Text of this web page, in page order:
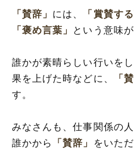
「賛辞」 には、 「賞賛す
「褒め言葉」 という意味
誰かが素晴らしい行いを
果を上げた時などに、
「
す。
みなさんも、仕事関係の人
誰かから
「賛辞」 をいた